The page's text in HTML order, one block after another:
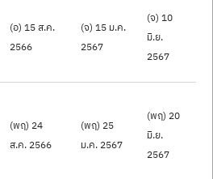
(อ) 15 ส.ค.
2566
(จ) 15 ม.ค.
2567
(จ) 10
มิ.ย.
2567
(พฤ) 24
ส.ค. 2566
(พฤ) 25
ม.ค. 2567
(พฤ) 20
มิ.ย.
2567